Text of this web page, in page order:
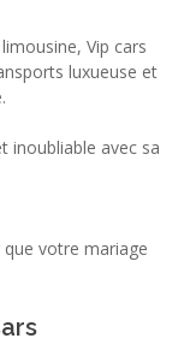
Vip cars
luxueuse et
inoubliable avec sa
votre mariage